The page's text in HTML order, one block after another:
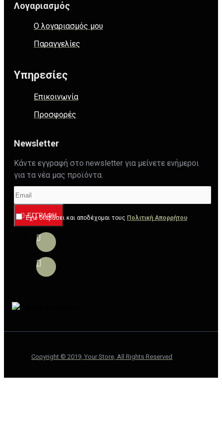
Λογαριασμός
Ο λογαριασμός μου
Παραγγελίες
Υπηρεσίες
Επικοινωνία
Προσφορές
Newsletter
Κάντε εγγραφή στο newsletter για μείνετε ενήμεροι
για τα νέα μας προϊόντα.
ΕΓΓΡΑΦΉ
Έχω διαβάσει και αποδέχομαι τους Πολιτική Απορρήτου
Copyright © 2019, Your Store, All Rights Reserved